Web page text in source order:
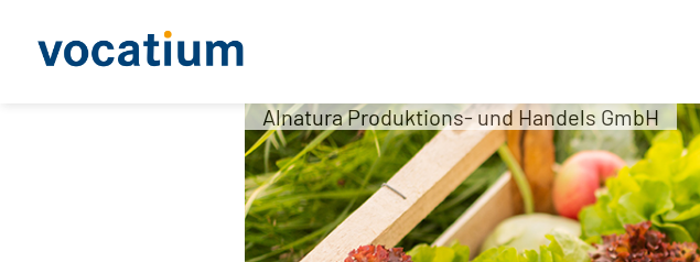
Alnatura Produktions- und Handels GmbH